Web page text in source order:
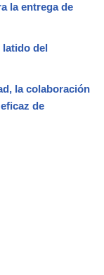
la entrega de
del
la colaboración
de